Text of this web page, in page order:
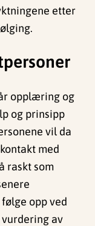
etter
opplæring og
og prinsipp
vil da
med
raskt som
opp ved
av